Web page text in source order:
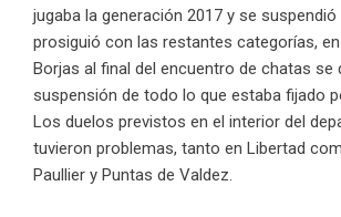
jugaba la generación 2017 y se
prosiguió con las restantes categorías,
Borjas al final del encuentro de chatas se
suspensión de todo lo que estaba fijado
Los duelos previstos en el interior del
tuvieron problemas, tanto en Libertad
Paullier y Puntas de Valdez.